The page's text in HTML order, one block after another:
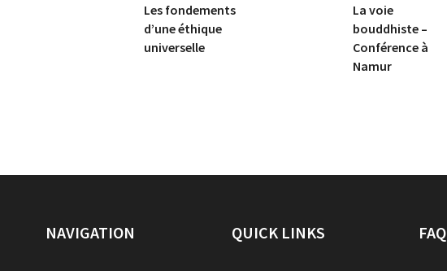
Les fondements
d’une éthique
universelle
La voie
bouddhiste –
Conférence à
Namur
NAVIGATION QUICK LINKS FAQ